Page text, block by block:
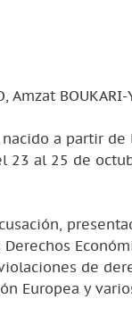
BOUKARI-
a partir
23 al 25 de
de
Europea y